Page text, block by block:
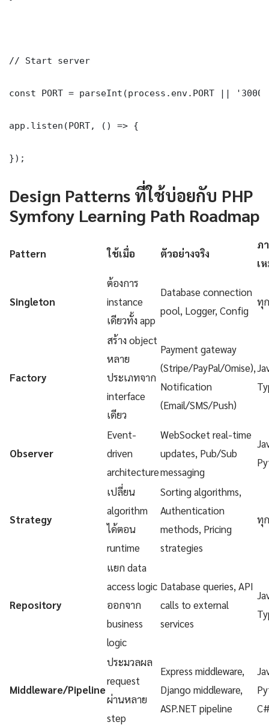
// Start server
const PORT = parseInt(process.env.PORT ||
app.listen(PORT, () => {
});
Design Patterns ที่ใช้บ่อยกับ PHP
Symfony Learning Path Roadmap
Pattern ใช้เมื่อ ตัวอย่างจริง
ภ
เ
Singleton
ต้องการ
instance
เดียวทั้ง app
Database connection
pool, Logger, Config
ทุ
Factory
สร้าง object
หลาย
ประเภทจาก
interface
เดียว
Payment gateway
(Stripe/PayPal/Omise),
Notification
(Email/SMS/Push)
Observer
Event-
driven
architecture
WebSocket real-time
updates, Pub/Sub
messaging
Strategy
เปลี่ยน
algorithm
ได้ตอน
runtime
Sorting algorithms,
Authentication
methods, Pricing
strategies
ทุ
Repository
แยก data
access logic
ออกจาก
business
logic
Database queries, API
calls to external
services
Middleware/Pipeline
ประมวลผล
request
ผ่านหลาย
step
Express middleware,
Django middleware,
ASP.NET pipeline